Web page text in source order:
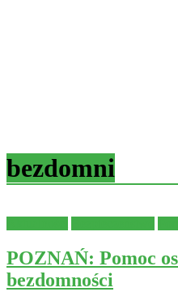
bezdomni
POZNAŃ: Pomoc
bezdomności